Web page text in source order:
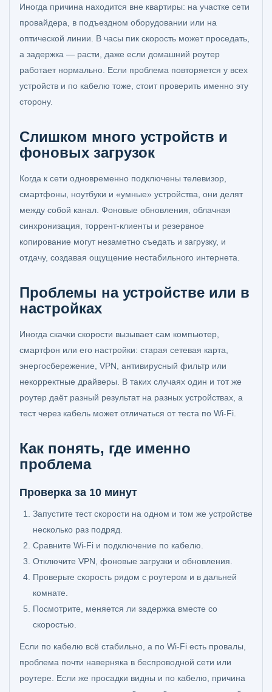
Иногда причина находится вне квартиры: на участке сети
провайдера, в подъездном оборудовании или на
оптической линии. В часы пик скорость может проседать,
а задержка — расти, даже если домашний роутер
работает нормально. Если проблема повторяется у всех
устройств и по кабелю тоже, стоит проверить именно эту
сторону.
Слишком много устройств и
фоновых загрузок
Когда к сети одновременно подключены телевизор,
смартфоны, ноутбуки и «умные» устройства, они делят
между собой канал. Фоновые обновления, облачная
синхронизация, торрент-клиенты и резервное
копирование могут незаметно съедать и загрузку, и
отдачу, создавая ощущение нестабильного интернета.
Проблемы на устройстве или в
настройках
Иногда скачки скорости вызывает сам компьютер,
смартфон или его настройки: старая сетевая карта,
энергосбережение, VPN, антивирусный фильтр или
некорректные драйверы. В таких случаях один и тот же
роутер даёт разный результат на разных устройствах, а
тест через кабель может отличаться от теста по Wi‑Fi.
Как понять, где именно
проблема
Проверка за 10 минут
Запустите тест скорости на одном и том же устройстве
несколько раз подряд.
Сравните Wi‑Fi и подключение по кабелю.
Отключите VPN, фоновые загрузки и обновления.
Проверьте скорость рядом с роутером и в дальней
комнате.
Посмотрите, меняется ли задержка вместе со
скоростью.
Если по кабелю всё стабильно, а по Wi‑Fi есть провалы,
проблема почти наверняка в беспроводной сети или
роутере. Если же просадки видны и по кабелю, причина